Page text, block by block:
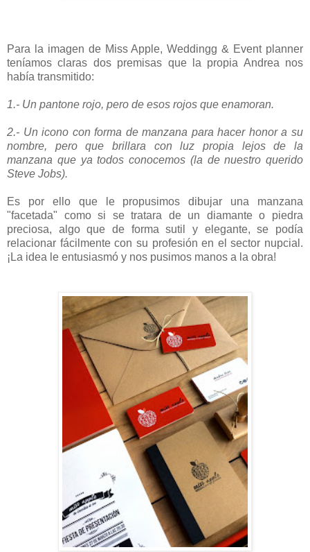
Para la imagen de Miss Apple, Weddingg & Event planner
teníamos claras dos premisas que la propia Andrea nos
había transmitido:
1.- Un pantone rojo, pero de esos rojos que enamoran.
2.- Un icono con forma de manzana para hacer honor a su
nombre, pero que brillara con luz propia lejos de la
manzana que ya todos conocemos (la de nuestro querido
Steve Jobs).
Es por ello que le propusimos dibujar una manzana
"facetada" como si se tratara de un diamante o piedra
preciosa, algo que de forma sutil y elegante, se podía
relacionar fácilmente con su profesión en el sector nupcial.
¡La idea le entusiasmó y nos pusimos manos a la obra!